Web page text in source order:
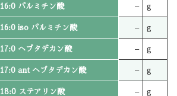
16:0 パルミチン酸 – g
16:0 iso パルミチン酸 – g
17:0 ヘプタデカン酸 – g
17:0 ant ヘプタデカン酸 – g
18:0 ステアリン酸 – g